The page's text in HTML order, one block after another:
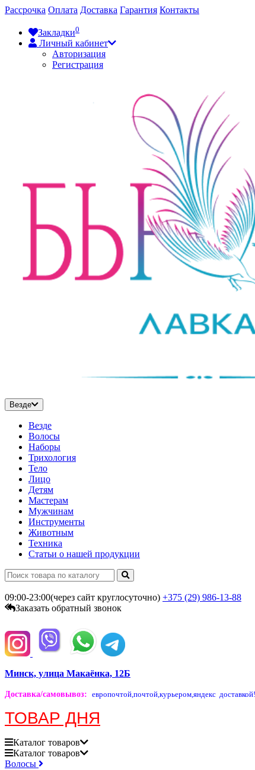
Рассрочка Оплата Доставка Гарантия Контакты
Закладки0
Личный кабинет
Авторизация
Регистрация
Везде
Везде
Волосы
Наборы
Трихология
Тело
Лицо
Детям
Мастерам
Мужчинам
Инструменты
Животным
Техника
Статьи о нашей продукции
09:00-23:00(через сайт круглосуточно) +375 (29) 986-13-88
Заказать обратный звонок
Минск, улица Макаёнка, 12Б
Доставка/самовывоз: европочтой,почтой,курьером,яндекс доставкой!
ТОВАР ДНЯ
Каталог товаров
Каталог товаров
Волосы